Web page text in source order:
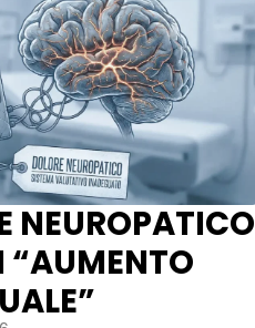
NEUROPATICO
“AUMENTO